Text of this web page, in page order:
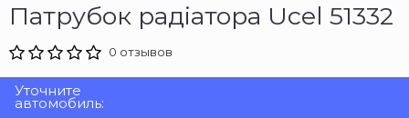
Патрубок радіатора Ucel 51332
0 отзывов
Уточните
автомобиль: